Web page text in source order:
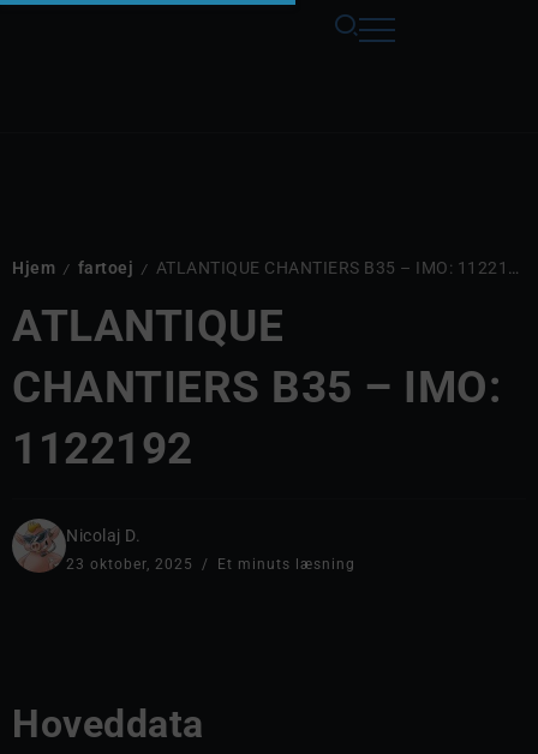
Hjem / fartoej / ATLANTIQUE CHANTIERS B35 – IMO: 1122192
ATLANTIQUE
CHANTIERS B35 – IMO:
1122192
Nicolaj D.
23 oktober, 2025 Et minuts læsning
Hoveddata